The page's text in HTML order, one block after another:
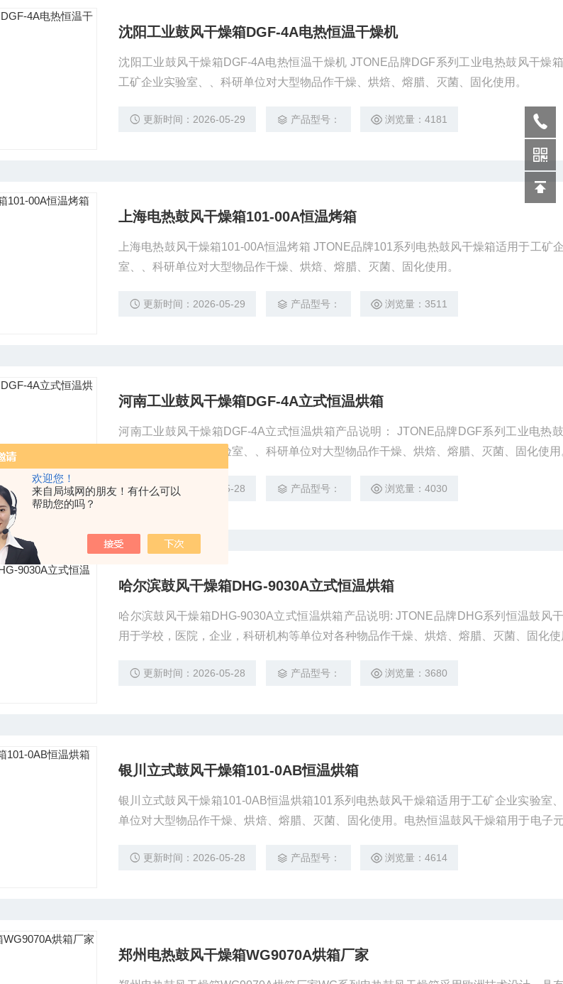
欢迎您！
来自局域网的朋友！有什么可以
帮助您的吗？
沈阳工业鼓风干燥箱DGF-4A电热恒温干燥机
沈阳工业鼓风干燥箱DGF-4A电热恒温干燥机 JTONE品牌DGF系列工业电热鼓风干燥
工矿企业实验室、、科研单位对大型物品作干燥、烘焙、熔腊、灭菌、固化使用。
更新时间：2026-05-29 产品型号： 浏览量：4181
上海电热鼓风干燥箱101-00A恒温烤箱
上海电热鼓风干燥箱101-00A恒温烤箱 JTONE品牌101系列电热鼓风干燥箱适用于工矿
室、、科研单位对大型物品作干燥、烘焙、熔腊、灭菌、固化使用。
更新时间：2026-05-29 产品型号： 浏览量：3511
河南工业鼓风干燥箱DGF-4A立式恒温烘箱
河南工业鼓风干燥箱DGF-4A立式恒温烘箱产品说明： JTONE品牌DGF系列工业电热
箱适用于工矿企业实验室、、科研单位对大型物品作干燥、烘焙、熔腊、灭菌、固化使
更新时间：2026-05-28 产品型号： 浏览量：4030
哈尔滨鼓风干燥箱DHG-9030A立式恒温烘箱
哈尔滨鼓风干燥箱DHG-9030A立式恒温烘箱产品说明: JTONE品牌DHG系列恒温鼓风
用于学校，医院，企业，科研机构等单位对各种物品作干燥、烘焙、熔腊、灭菌、固化
更新时间：2026-05-28 产品型号： 浏览量：3680
银川立式鼓风干燥箱101-0AB恒温烘箱
银川立式鼓风干燥箱101-0AB恒温烘箱101系列电热鼓风干燥箱适用于工矿企业实验室
单位对大型物品作干燥、烘焙、熔腊、灭菌、固化使用。电热恒温鼓风干燥箱用于电子
干燥、烘焙熔蜡、灭菌等必不可少的设备。
更新时间：2026-05-28 产品型号： 浏览量：4614
郑州电热鼓风干燥箱WG9070A烘箱厂家